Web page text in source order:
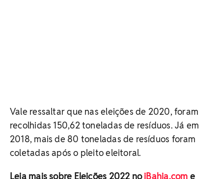
Vale ressaltar que nas eleições de 2020, foram
recolhidas 150,62 toneladas de resíduos. Já em
2018, mais de 80 toneladas de resíduos foram
coletadas após o pleito eleitoral.
Leia mais sobre Eleições 2022 noiBahia.com e